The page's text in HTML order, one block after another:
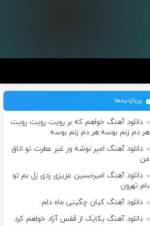
پربازدیدها
دانلود آهنگ خواهم که بر رویت رویت رویت
هر دم زنم بوسه هر دم زنم بوسه
دانلود آهنگ امیر نوشه ور غیر عطرت تو اتاق
من
دانلود آهنگ امیرحسین عزیزی زدی زل بم تو
بام تهرون
دانلود آهنگ کیان چگینی ماه دلم
دانلود آهنگ یکایک از قفس آزاد خواهم کرد